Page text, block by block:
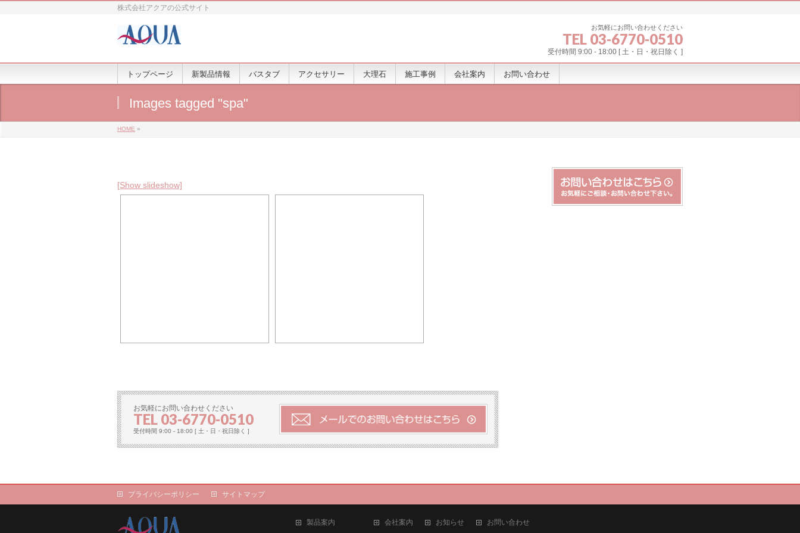
株式会社アクアの公式サイト
お気軽にお問い合わせください
TEL 03-6770-0510
受付時間 9:00 - 18:00 [ 土・日・祝日除く ]
トップページ 新製品情報 バスタブ アクセサリー 大理石 施工事例 会社案内 お問い合わせ
Images tagged "spa"
HOME »
[Show slideshow]
お気軽にお問い合わせください
TEL 03-6770-0510
受付時間 9:00 - 18:00 [ 土・日・祝日除く ]
プライバシーポリシー サイトマップ
製品案内 会社案内 お知らせ お問い合わせ